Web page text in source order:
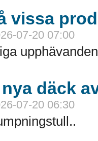
vissa
07-20 07:00
däck
07-20 06:30